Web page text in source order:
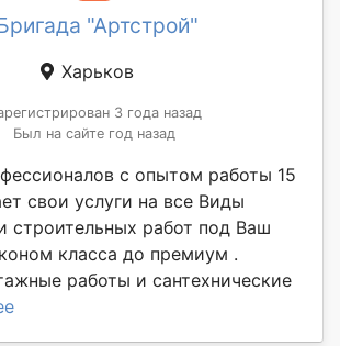
"Артстрой"
Харьков
3 года назад
Был на сайте год назад
с опытом работы 15
свои услуги на все Виды
строительных работ под Ваш
класса до премиум .
работы и сантехнические